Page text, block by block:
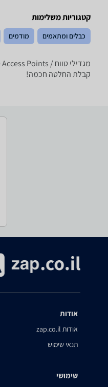
קטגוריות משלימות
כבלים ומתאמים מודמים
קבלת החלטה חכמה!
אודות
אודות zap.co.il
תנאי שימוש
שימושי